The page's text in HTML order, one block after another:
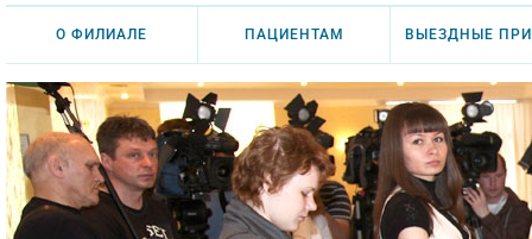
О ФИЛИАЛЕ ПАЦИЕНТАМ ВЫЕЗДНЫЕ